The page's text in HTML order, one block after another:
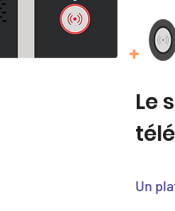
+
Le
Un